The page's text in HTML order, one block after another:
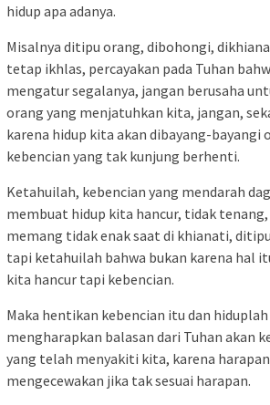
hidup apa adanya.
Misalnya ditipu orang, dibohongi,
tetap ikhlas, percayakan pada Tuhan
mengatur segalanya, jangan berusaha
orang yang menjatuhkan kita, jangan,
karena hidup kita akan dibayang-bayangi
kebencian yang tak kunjung berhenti.
Ketahuilah, kebencian yang mendarah
membuat hidup kita hancur, tidak
memang tidak enak saat di khianati,
tapi ketahuilah bahwa bukan karena hal
kita hancur tapi kebencian.
Maka hentikan kebencian itu dan
mengharapkan balasan dari Tuhan akan
yang telah menyakiti kita, karena
mengecewakan jika tak sesuai harapan.